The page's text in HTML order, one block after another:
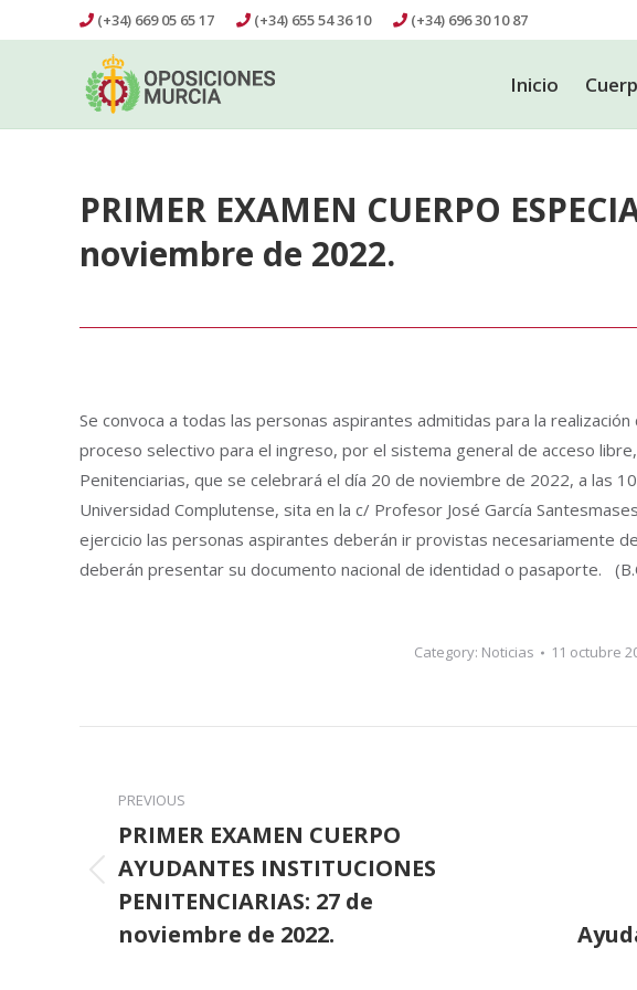
(+34) 669 05 65 17 (+34) 655 54 36 10 (+34) 696 30 10 87
Inicio
PRIMER EXAMEN CUERPO
noviembre de 2022.
Se convoca a todas las personas aspirantes admitidas para la
proceso selectivo para el ingreso, por el sistema general de acceso
Penitenciarias, que se celebrará el día 20 de noviembre de 2022, a las
Universidad Complutense, sita en la c/ Profesor José García
ejercicio las personas aspirantes deberán ir provistas necesariamente
deberán presentar su documento nacional de identidad o pasaporte.
Category: Noticias 11 octubre
navigation
PREVIOUS
Previous
post:
PRIMER EXAMEN CUERPO
AYUDANTES INSTITUCIONES
PENITENCIARIAS: 27 de
noviembre de 2022.
Inicio